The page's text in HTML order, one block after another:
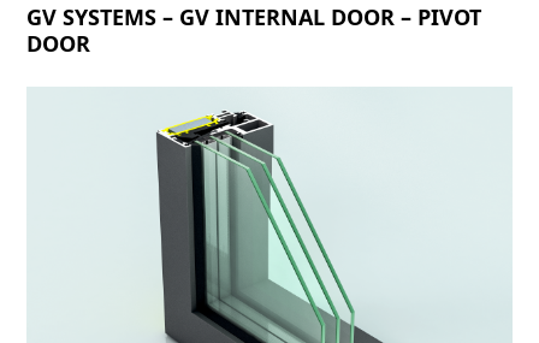
GV SYSTEMS – GV INTERNAL DOOR – PIVOT
DOOR